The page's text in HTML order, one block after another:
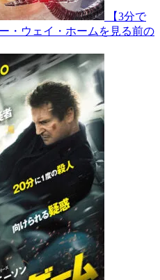
【3分で
・ウェイ・ホームを見る前の